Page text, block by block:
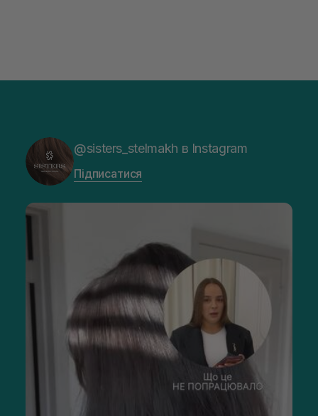
@sisters_stelmakh в Instagram
Підписатися